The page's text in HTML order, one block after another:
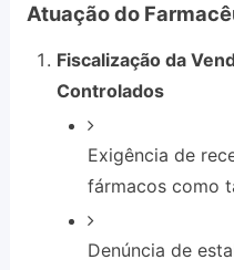
Atuação do
Fiscalização da
Controlados
Exigência de
fármacos como
Denúncia de